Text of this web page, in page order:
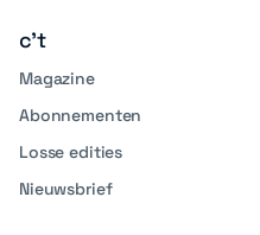
c't
Magazine
Abonnementen
Losse edities
Nieuwsbrief